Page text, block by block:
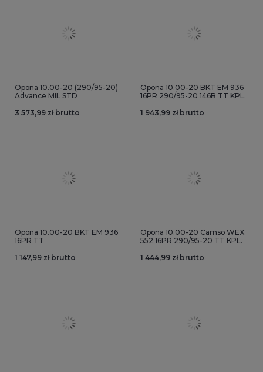
Opona 10.00-20 (290/95-20)
Advance MIL STD
3 573,99 zł brutto
Opona 10.00-20 BKT EM 936
16PR 290/95-20 146B TT KPL.
1 943,99 zł brutto
Opona 10.00-20 BKT EM 936
16PR TT
1 147,99 zł brutto
Opona 10.00-20 Camso WEX
552 16PR 290/95-20 TT KPL.
1 444,99 zł brutto